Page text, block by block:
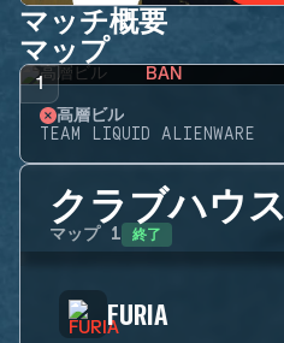
マッチ概要
マップ
1 BAN
高層ビル
TEAM LIQUID ALIENWARE
クラブハウス
マップ 1 終了
FURIA